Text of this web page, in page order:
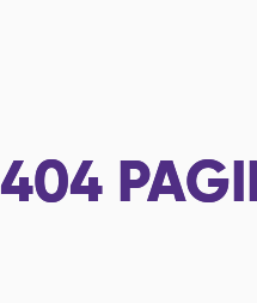
404